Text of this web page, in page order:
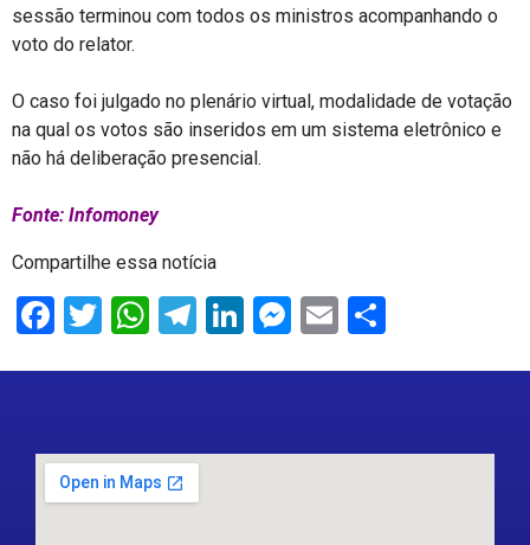
sessão terminou com todos os ministros acompanhando o
voto do relator.
O caso foi julgado no plenário virtual, modalidade de votação
na qual os votos são inseridos em um sistema eletrônico e
não há deliberação presencial.
Fonte: Infomoney
Compartilhe essa notícia
Facebook
Twitter
WhatsApp
Telegram
LinkedIn
Messenger
Email